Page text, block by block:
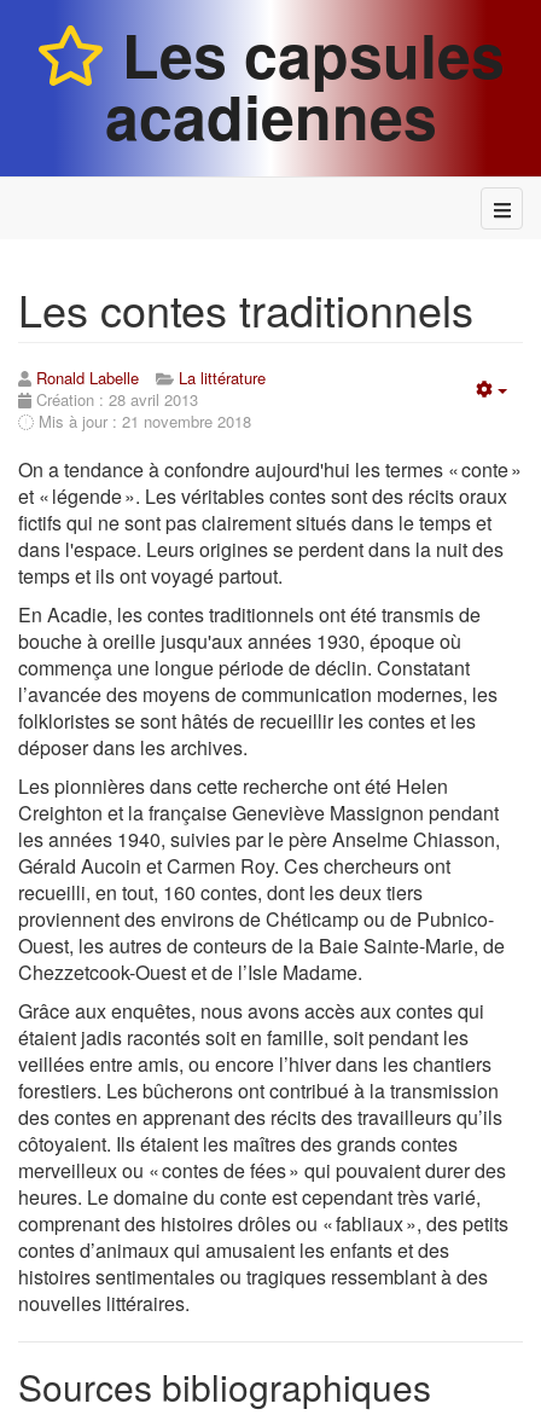
Les capsules
acadiennes
Les contes traditionnels
Ronald Labelle
La littérature
Création : 28 avril 2013
Mis à jour : 21 novembre 2018
On a tendance à confondre aujourd'hui les termes « conte »
et « légende ». Les véritables contes sont des récits oraux
fictifs qui ne sont pas clairement situés dans le temps et
dans l'espace. Leurs origines se perdent dans la nuit des
temps et ils ont voyagé partout.
En Acadie, les contes traditionnels ont été transmis de
bouche à oreille jusqu'aux années 1930, époque où
commença une longue période de déclin. Constatant
l’avancée des moyens de communication modernes, les
folkloristes se sont hâtés de recueillir les contes et les
déposer dans les archives.
Les pionnières dans cette recherche ont été Helen
Creighton et la française Geneviève Massignon pendant
les années 1940, suivies par le père Anselme Chiasson,
Gérald Aucoin et Carmen Roy. Ces chercheurs ont
recueilli, en tout, 160 contes, dont les deux tiers
proviennent des environs de Chéticamp ou de Pubnico-
Ouest, les autres de conteurs de la Baie Sainte-Marie, de
Chezzetcook-Ouest et de l’Isle Madame.
Grâce aux enquêtes, nous avons accès aux contes qui
étaient jadis racontés soit en famille, soit pendant les
veillées entre amis, ou encore l’hiver dans les chantiers
forestiers. Les bûcherons ont contribué à la transmission
des contes en apprenant des récits des travailleurs qu’ils
côtoyaient. Ils étaient les maîtres des grands contes
merveilleux ou « contes de fées » qui pouvaient durer des
heures. Le domaine du conte est cependant très varié,
comprenant des histoires drôles ou « fabliaux », des petits
contes d’animaux qui amusaient les enfants et des
histoires sentimentales ou tragiques ressemblant à des
nouvelles littéraires.
Sources bibliographiques